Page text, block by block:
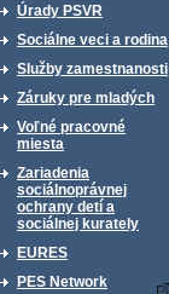
Úrady PSVR
Sociálne veci a rodina
Služby zamestnanosti
Záruky pre mladých
Voľné pracovné
miesta
Zariadenia
sociálnoprávnej
ochrany detí a
sociálnej kurately
EURES
PES Network